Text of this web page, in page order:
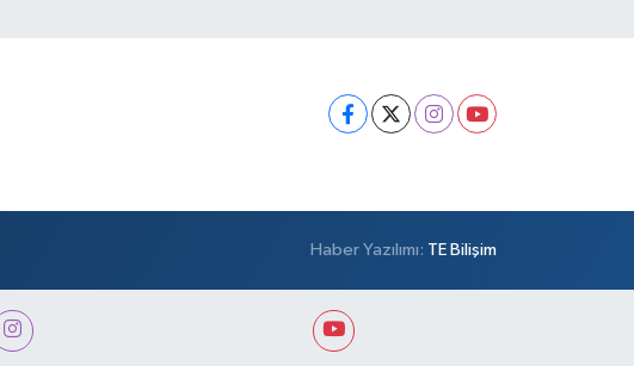
Haber Yazılımı: TE Bilişim